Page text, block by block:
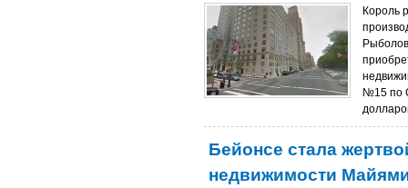
Король
№15 по
Бейонсе стала
недвижимости